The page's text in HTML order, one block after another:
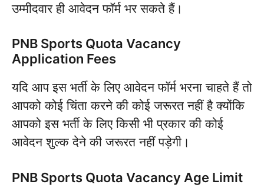
उम्मीदवार ही आवेदन फॉर्म भर सकते हैं।
PNB Sports Quota Vacancy
Application Fees
यदि आप इस भर्ती के लिए आवेदन फॉर्म भरना चाहते हैं तो
आपको कोई चिंता करने की कोई जरूरत नहीं है क्योंकि
आपको इस भर्ती के लिए किसी भी प्रकार की कोई
आवेदन शुल्क देने की जरूरत नहीं पड़ेगी।
PNB Sports Quota Vacancy Age Limit